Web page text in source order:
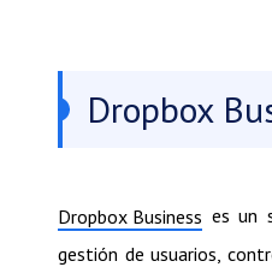
Dropbox
Dropbox Business es un
gestión de usuarios,